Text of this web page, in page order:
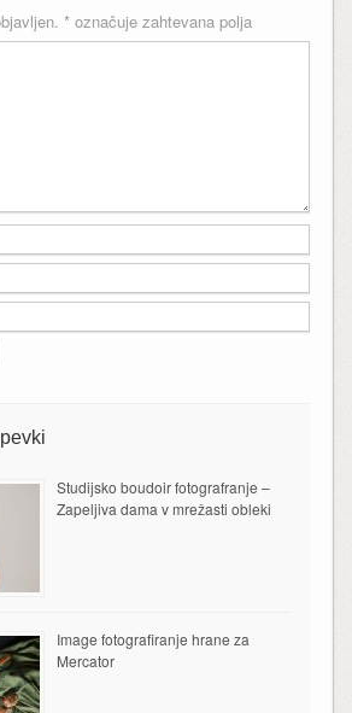
*označuje zahtevana polja
Studijsko boudoir fotografranje –
Zapeljiva dama v mrežasti obleki
Image fotografiranje hrane za
Mercator